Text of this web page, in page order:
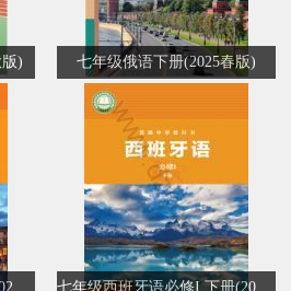
) 七年级俄语下册(2025春版)
七年级西班牙语必修I 下册(2024秋版)